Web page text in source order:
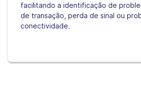
facilitando a identificação de
de transação, perda de sinal ou
conectividade.